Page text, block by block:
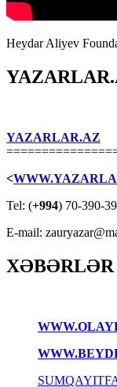
Heydar Aliyev
YAZARLAR.AZ
<
Tel: (+994) 70-390-
E-mail:
XƏBƏRLƏR